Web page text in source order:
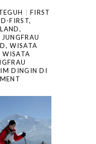
FIRST
FIRST,
,
JUNGFRAU
,WISATA
WISATA
DINGIN DI